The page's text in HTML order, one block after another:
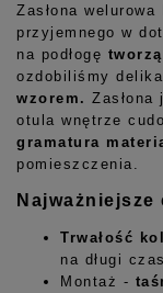
Zasłona
przyjemnego w
na podłogę
ozdobiliśmy
wzorem. Zasłona
otula wnętrze
gramatura
pomieszczenia.
Najważniejsze
Trwałość
na długi czas.
Montaż -